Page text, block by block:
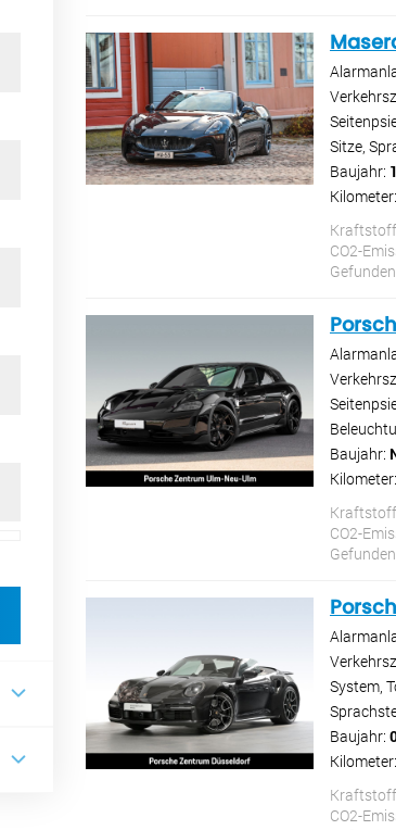
Sitze,
Baujahr:
Kilometer:
CO2-
Baujahr:
Kilometer:
CO2-
System,
Baujahr:
Kilometer:
CO2-